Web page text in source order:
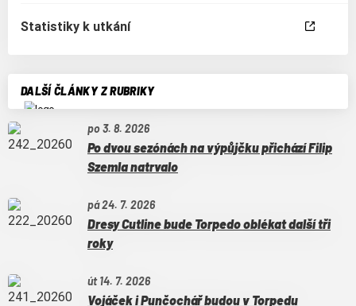
Statistiky k utkání
DALŠÍ ČLÁNKY Z RUBRIKY
po 3. 8. 2026
Po dvou sezónách na výpůjčku přichází Filip
Szemla natrvalo
pá 24. 7. 2026
Dresy Cutline bude Torpedo oblékat další tři
roky
út 14. 7. 2026
Vojáček i Punčochář budou v Torpedu